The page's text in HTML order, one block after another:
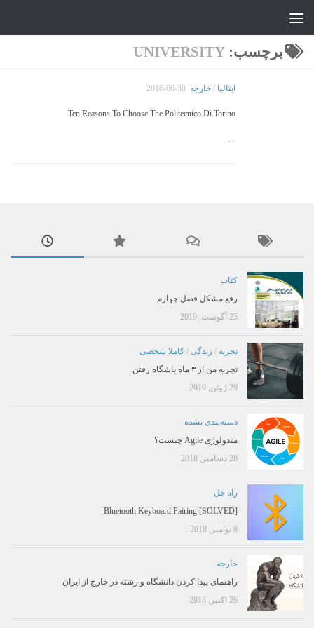
برچسب: UNIVERSITY
ایتالیا / خارجه 2016-06-30
Ten Reasons To Choose The Politecnico Di Torino
۰۰
کتاب
رفع مشکل فصل چهارم
25 آگوست, 2019
تجربه / زندگی / کاملا شخصی
تجربه من از ۳ ماه باشگاه رفتن
29 ژوئن, 2019
دسته‌بندی نشده
متدولوژی Agile چیست؟
28 دسامبر, 2018
راه حل
[SOLVED] Bluetooth Keyboard Pairing
8 نوامبر, 2018
خارجه
راهنمای پیدا کردن دانشگاه و رشته در خارج از ایران
26 اکتبر, 2018